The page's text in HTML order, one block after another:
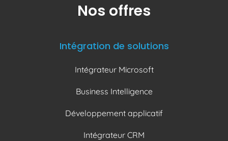
Nos offres
Intégration de solutions
Intégrateur Microsoft
Business Intelligence
Développement applicatif
Intégrateur CRM